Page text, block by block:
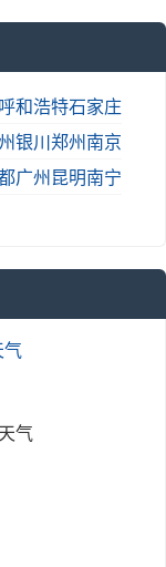
呼和浩特石家庄
银川郑州南京
广州昆明南宁
气